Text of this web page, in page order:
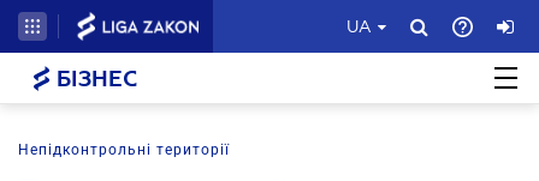
UA
БІЗНЕС
Непідконтрольні території